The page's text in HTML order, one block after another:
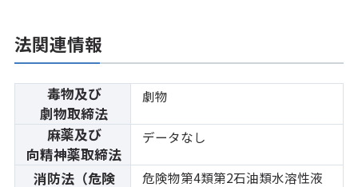
法関連情報
毒物及び
劇物取締法
劇物
麻薬及び
向精神薬取締法
データなし
消防法（危険
危険物第4類第2石油類水溶性液